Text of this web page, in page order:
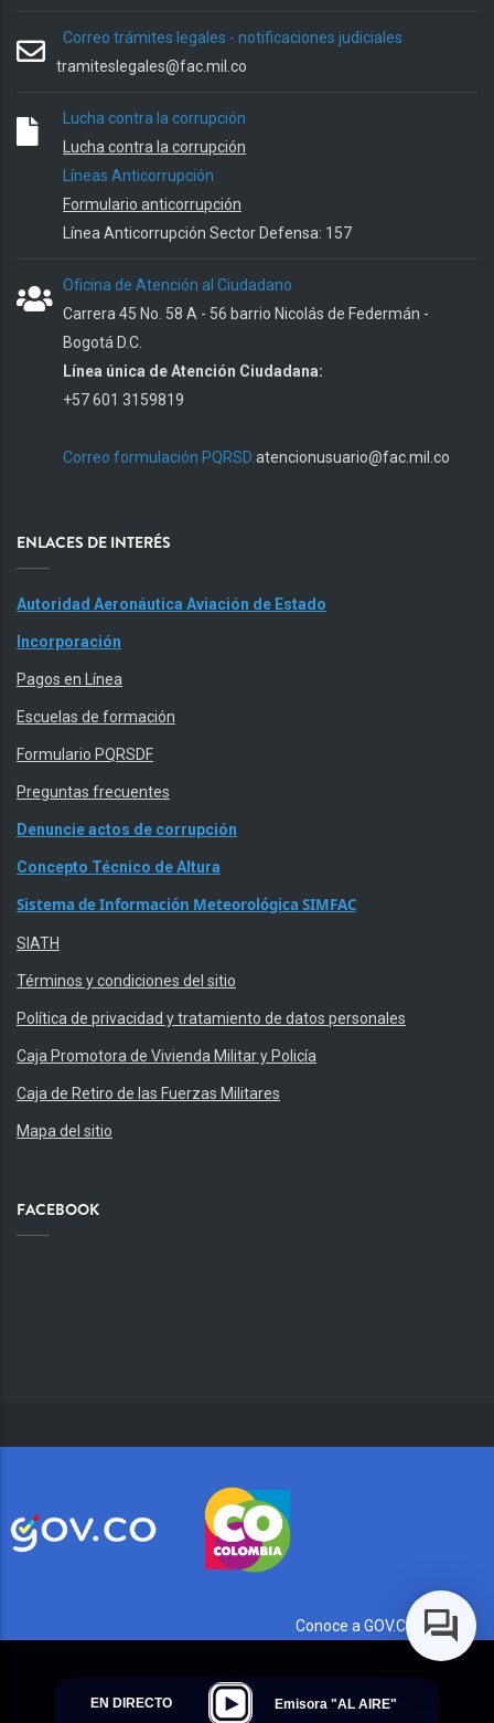
Correo trámites legales - notificaciones judiciales
tramiteslegales@fac.mil.co
Lucha contra la corrupción
Lucha contra la corrupción
Líneas Anticorrupción
Formulario anticorrupción
Línea Anticorrupción Sector Defensa: 157
Oficina de Atención al Ciudadano
Carrera 45 No. 58 A - 56 barrio Nicolás de Federmán -
Bogotá D.C.
Línea única de Atención Ciudadana:
+57 601 3159819
Correo formulación PQRSD:atencionusuario@fac.mil.co
ENLACES DE INTERÉS
Autoridad Aeronáutica Aviación de Estado
Incorporación
Pagos en Línea
Escuelas de formación
Formulario PQRSDF
Preguntas frecuentes
Denuncie actos de corrupción
Concepto Técnico de Altura
Sistema de Información Meteorológica SIMFAC
SIATH
Términos y condiciones del sitio
Política de privacidad y tratamiento de datos personales
Caja Promotora de Vivienda Militar y Policía
Caja de Retiro de las Fuerzas Militares
Mapa del sitio
FACEBOOK
EN DIRECTO Emisora "AL AIRE"
Conoce a GOV.CO aquí